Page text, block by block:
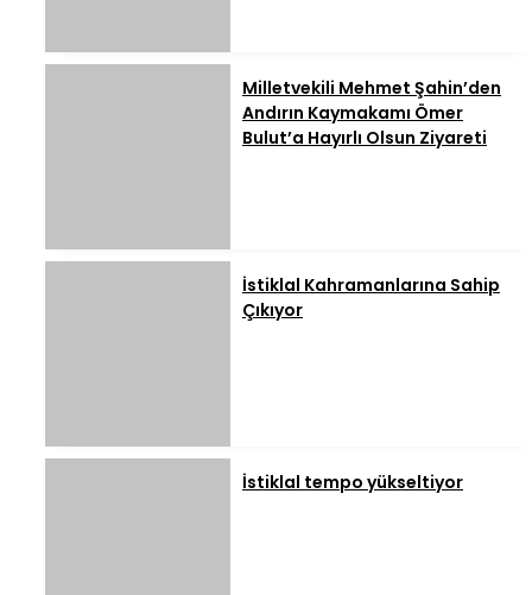
Milletvekili Mehmet Şahin’den
Andırın Kaymakamı Ömer
Bulut’a Hayırlı Olsun Ziyareti
İstiklal Kahramanlarına Sahip
Çıkıyor
İstiklal tempo yükseltiyor